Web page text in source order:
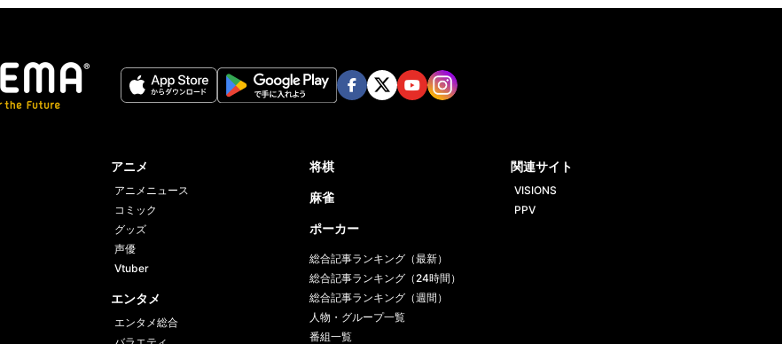
アニメ
アニメニュース
コミック
グッズ
声優
Vtuber
エンタメ
エンタメ総合
将棋
麻雀
ポーカー
総合記事ランキング（最新）
総合記事ランキング（24時間）
総合記事ランキング（週間）
人物・グループ一覧
番組一覧
関連サイト
VISIONS
PPV